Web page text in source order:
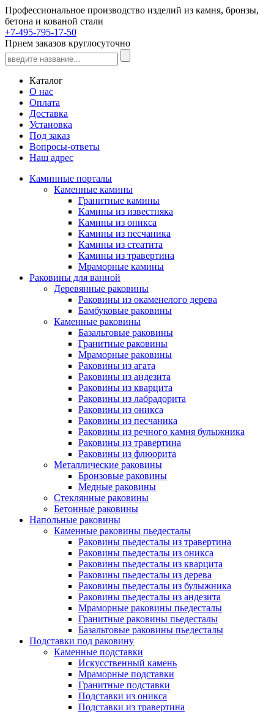
Профессиональное производство изделий из камня, бронзы,
бетона и кованой стали
+7-495-795-17-50
Прием заказов круглосуточно
Каталог
О нас
Оплата
Доставка
Установка
Под заказ
Вопросы-ответы
Наш адрес
Каминные порталы
Каменные камины
Гранитные камины
Камины из известняка
Камины из оникса
Камины из песчаника
Камины из стеатита
Камины из травертина
Мраморные камины
Раковины для ванной
Деревянные раковины
Раковины из окаменелого дерева
Бамбуковые раковины
Каменные раковины
Базальтовые раковины
Гранитные раковины
Мраморные раковины
Раковины из агата
Раковины из андезита
Раковины из кварцита
Раковины из лабрадорита
Раковины из оникса
Раковины из песчаника
Раковины из речного камня булыжника
Раковины из травертина
Раковины из флюорита
Металлические раковины
Бронзовые раковины
Медные раковины
Стеклянные раковины
Бетонные раковины
Напольные раковины
Каменные раковины пьедесталы
Раковины пьедесталы из травертина
Раковины пьедесталы из оникса
Раковины пьедесталы из кварцита
Раковины пьедесталы из дерева
Раковины пьедесталы из булыжника
Раковины пьедесталы из андезита
Мраморные раковины пьедесталы
Гранитные раковины пьедесталы
Базальтовые раковины пьедесталы
Подставки под раковину
Каменные подставки
Искусственный камень
Мраморные подставки
Гранитные подставки
Подставки из оникса
Подставки из травертина